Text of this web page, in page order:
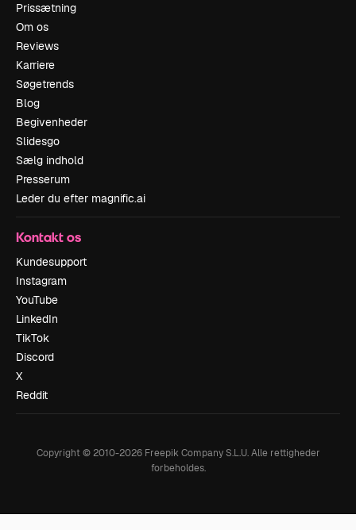
Prissætning
Om os
Reviews
Karriere
Søgetrends
Blog
Begivenheder
Slidesgo
Sælg indhold
Presserum
Leder du efter magnific.ai
Kontakt os
Kundesupport
Instagram
YouTube
LinkedIn
TikTok
Discord
X
Reddit
Copyright © 2010-2026Freepik Company S.L.U. Alle rettigheder
forbeholdes.